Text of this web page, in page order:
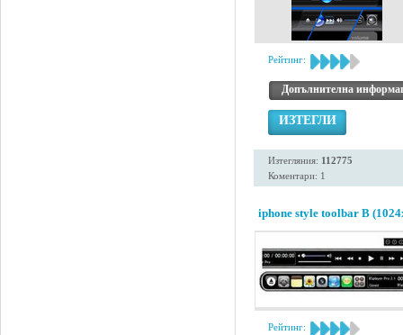
Рейтинг:
Допълнителна
ИЗТЕГЛИ
Изтегляния: 112775
Коментари: 1
iphone style toolbar B
Рейтинг: